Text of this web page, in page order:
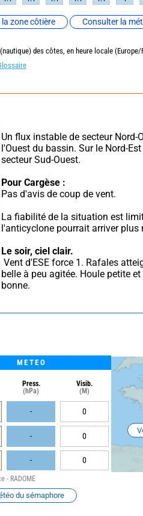
zone côtière Consulter la
des côtes, en heure locale (Europe/
Un flux instable de secteur Nord-
l'Ouest du bassin. Sur le Nord-
secteur Sud-Ouest.
Pour Cargèse :
Pas d'avis de coup de vent.
La fiabilité de la situation est
l'anticyclone pourrait arriver plus
Le soir, ciel clair.
belle à peu agitée. Houle petite
bonne.
METEO
Press.
(hPa)
Visib.
(M)
- 0
- 0
- 0
- RADOME
du sémaphore